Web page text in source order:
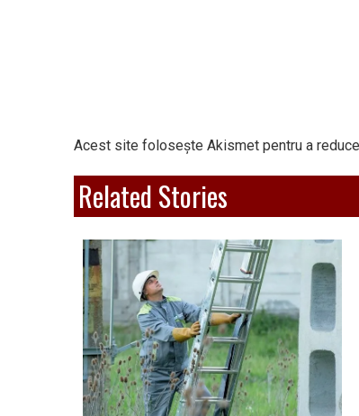
Acest site folosește Akismet pentru a
Related Stories